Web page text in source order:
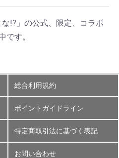
な!?」の公式、限定、コラボ
です。
総合利用規約
ポイントガイドライン
特定商取引法に基づく表記
お問い合わせ